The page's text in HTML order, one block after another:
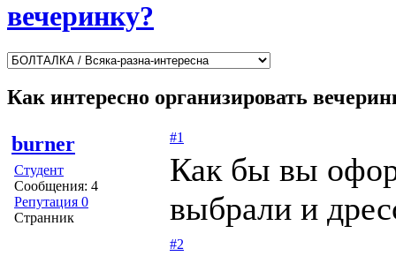
вечеринку?
Как интересно организировать
burner
Студент
Сообщения: 4
Репутация 0
Странник
#1
Как бы вы
выбрали и
#2